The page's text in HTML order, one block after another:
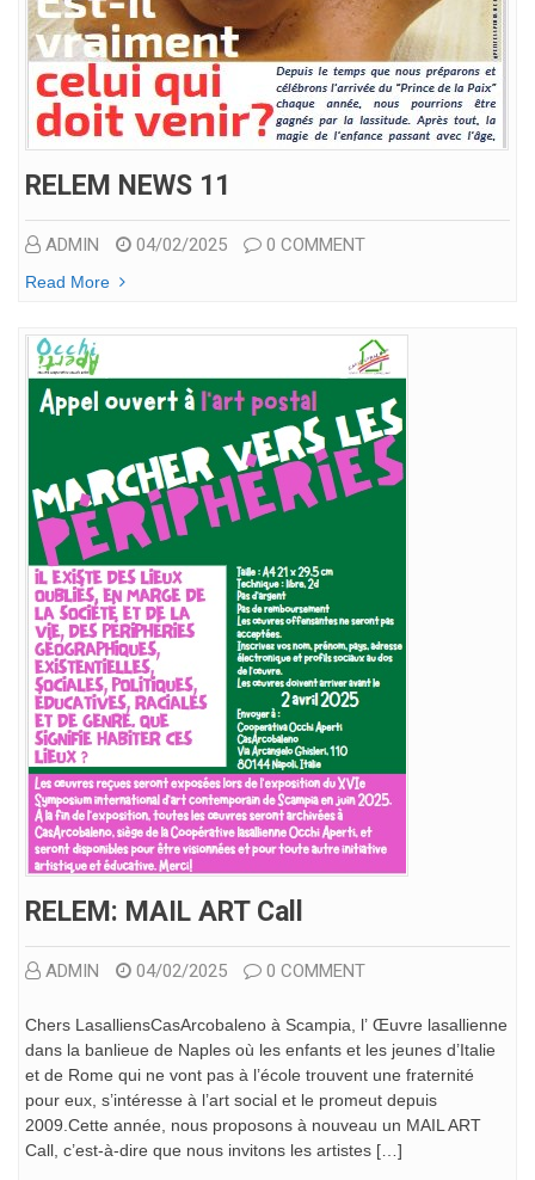
RELEM NEWS 11
ADMIN 04/02/2025 0 COMMENT
Read More
RELEM: MAIL ART Call
ADMIN 04/02/2025 0 COMMENT
Chers LasalliensCasArcobaleno à Scampia, l’ Œuvre lasallienne
dans la banlieue de Naples où les enfants et les jeunes d’Italie
et de Rome qui ne vont pas à l’école trouvent une fraternité
pour eux, s’intéresse à l’art social et le promeut depuis
2009.Cette année, nous proposons à nouveau un MAIL ART
Call, c’est-à-dire que nous invitons les artistes […]